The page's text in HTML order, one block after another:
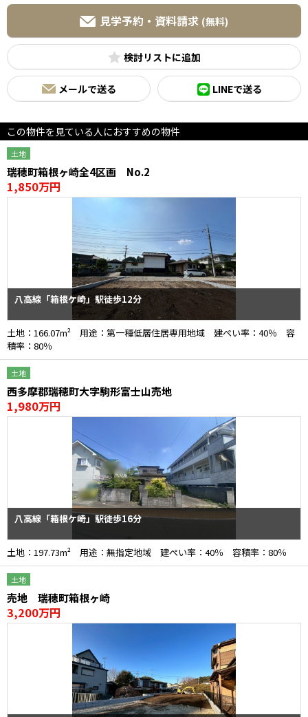
見学予約・資料請求 (無料)
検討リスト
メールで送る LINEで送る
この物件を見ている人におすすめの物件
土地
瑞穂町箱根ヶ崎全4区画 No.2
1,850万円
八高線「箱根ケ崎」駅徒歩12分
土地：166.07m² 用途：第一種低層住居専用地域 建ぺい率：40％ 容
積率：80％
土地
西多摩郡瑞穂町大字駒形富士山売地
1,980万円
八高線「箱根ケ崎」駅徒歩16分
土地：197.73m² 用途：無指定地域 建ぺい率：40％ 容積率：80％
土地
売地 瑞穂町箱根ヶ崎
3,200万円